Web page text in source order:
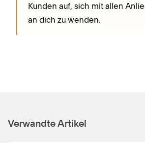
Kunden auf, sich mit allen
an dich zu wenden.
Verwandte Artikel